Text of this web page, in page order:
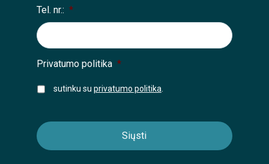
Tel. nr.: *
Privatumo politika *
sutinku su privatumo politika